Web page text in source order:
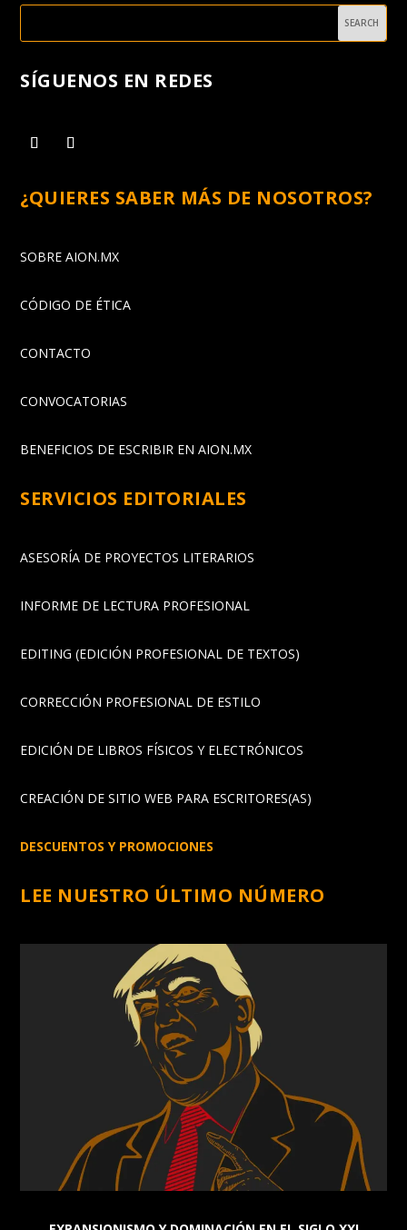
SÍGUENOS EN REDES
¿QUIERES SABER MÁS DE NOSOTROS?
SOBRE AION.MX
CÓDIGO DE ÉTICA
CONTACTO
CONVOCATORIAS
BENEFICIOS DE ESCRIBIR EN AION.MX
SERVICIOS EDITORIALES
ASESORÍA DE PROYECTOS LITERARIOS
INFORME DE LECTURA PROFESIONAL
EDITING (EDICIÓN PROFESIONAL DE TEXTOS)
CORRECCIÓN PROFESIONAL DE ESTILO
EDICIÓN DE LIBROS FÍSICOS Y ELECTRÓNICOS
CREACIÓN DE SITIO WEB PARA ESCRITORES(AS)
DESCUENTOS Y PROMOCIONES
LEE NUESTRO ÚLTIMO NÚMERO